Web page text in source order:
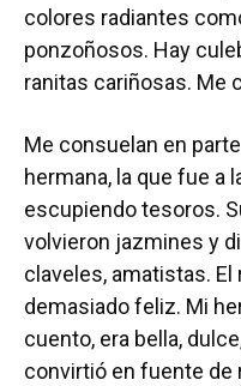
colores radiantes
ponzoñosos. Hay
ranitas cariñosas. Me
Me consuelan en
hermana, la que fue a
escupiendo tesoros.
volvieron jazmines y
claveles, amatistas.
demasiado feliz. Mi
cuento, era bella,
convirtió en fuente de